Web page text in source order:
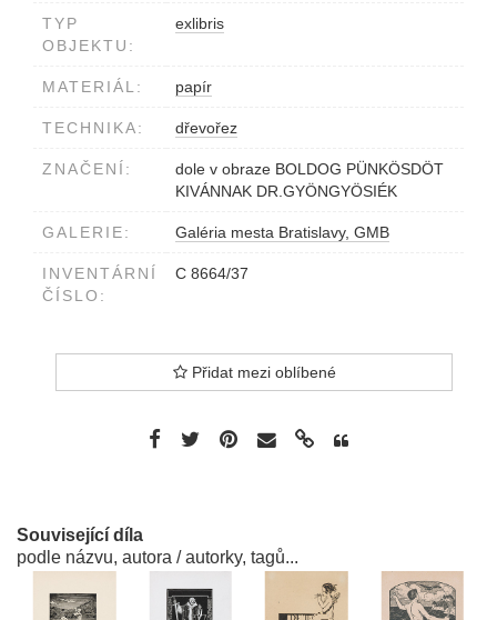
TYP
OBJEKTU:
exlibris
MATERIÁL: papír
TECHNIKA: dřevořez
ZNAČENÍ:
dole v obraze BOLDOG PÜNKÖSDÖT
KIVÁNNAK DR.GYÖNGYÖSIÉK
GALERIE: Galéria mesta Bratislavy, GMB
INVENTÁRNÍ
ČÍSLO:
C 8664/37
Přidat mezi oblíbené
Související díla
podle názvu, autora / autorky, tagů...